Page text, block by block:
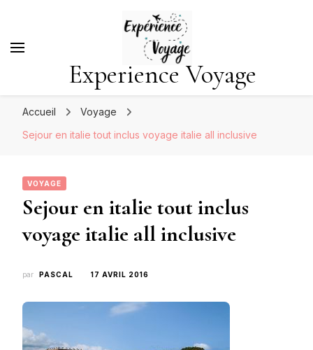
Experience Voyage
Accueil
Voyage
Sejour en italie tout inclus voyage italie all inclusive
VOYAGE
Sejour en italie tout inclus
voyage italie all inclusive
par PASCAL 17 AVRIL 2016